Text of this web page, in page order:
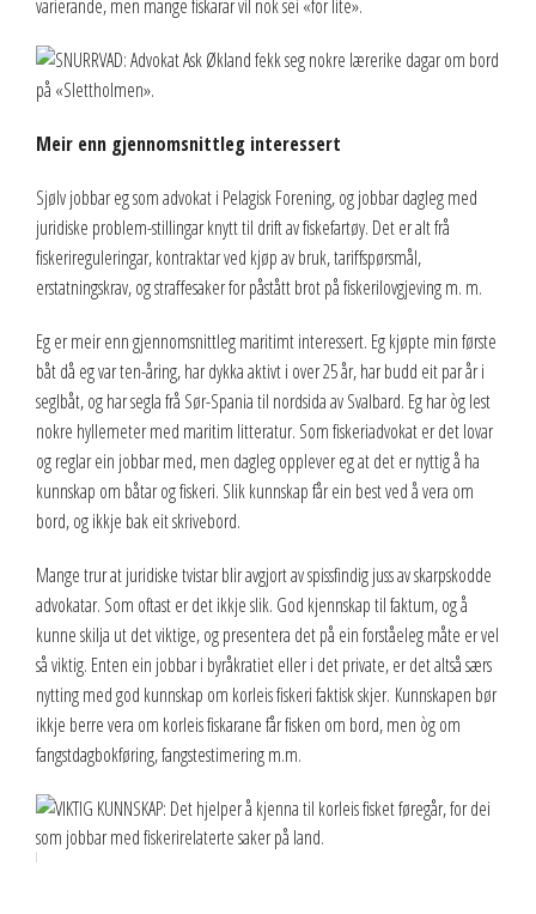
varierande, men mange fiskarar vil nok sei «for lite».
Meir enn gjennomsnittleg interessert
Sjølv jobbar eg som advokat i Pelagisk Forening, og jobbar dagleg med
juridiske problem-stillingar knytt til drift av fiskefartøy. Det er alt frå
fiskerireguleringar, kontraktar ved kjøp av bruk, tariffspørsmål,
erstatningskrav, og straffesaker for påstått brot på fiskerilovgjeving m. m.
Eg er meir enn gjennomsnittleg maritimt interessert. Eg kjøpte min første
båt då eg var ten-åring, har dykka aktivt i over 25 år, har budd eit par år i
seglbåt, og har segla frå Sør-Spania til nordsida av Svalbard. Eg har òg lest
nokre hyllemeter med maritim litteratur. Som fiskeriadvokat er det lovar
og reglar ein jobbar med, men dagleg opplever eg at det er nyttig å ha
kunnskap om båtar og fiskeri. Slik kunnskap får ein best ved å vera om
bord, og ikkje bak eit skrivebord.
Mange trur at juridiske tvistar blir avgjort av spissfindig juss av skarpskodde
advokatar. Som oftast er det ikkje slik. God kjennskap til faktum, og å
kunne skilja ut det viktige, og presentera det på ein forståeleg måte er vel
så viktig. Enten ein jobbar i byråkratiet eller i det private, er det altså særs
nytting med god kunnskap om korleis fiskeri faktisk skjer. Kunnskapen bør
ikkje berre vera om korleis fiskarane får fisken om bord, men òg om
fangstdagbokføring, fangstestimering m.m.